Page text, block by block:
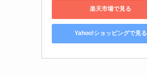
楽天市場で見る
Yahoo!ショッピングで見る